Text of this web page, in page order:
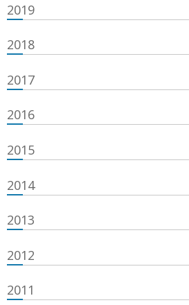
2019
2018
2017
2016
2015
2014
2013
2012
2011